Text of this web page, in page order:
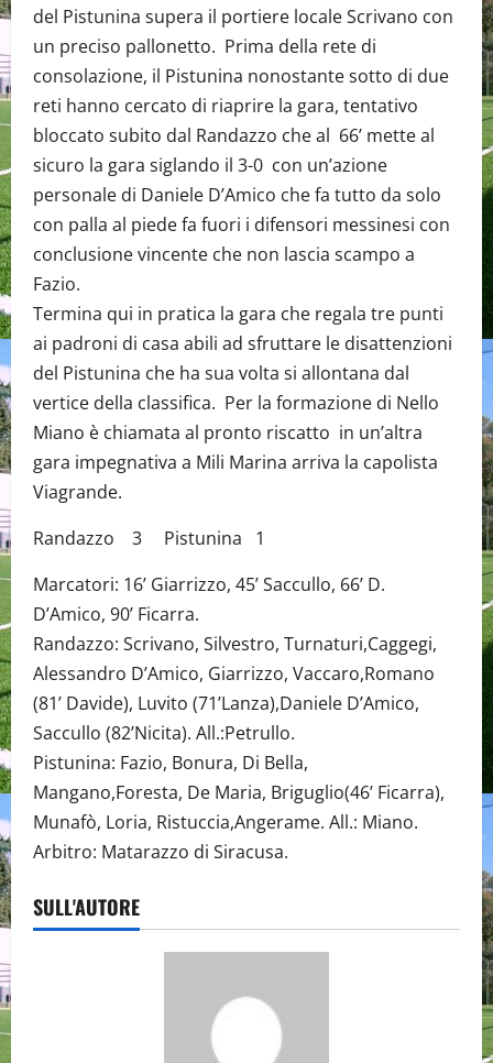
del Pistunina supera il portiere locale Scrivano con
un preciso pallonetto. Prima della rete di
consolazione, il Pistunina nonostante sotto di due
reti hanno cercato di riaprire la gara, tentativo
bloccato subito dal Randazzo che al 66’ mette al
sicuro la gara siglando il 3-0 con un’azione
personale di Daniele D’Amico che fa tutto da solo
con palla al piede fa fuori i difensori messinesi con
conclusione vincente che non lascia scampo a
Fazio.
Termina qui in pratica la gara che regala tre punti
ai padroni di casa abili ad sfruttare le disattenzioni
del Pistunina che ha sua volta si allontana dal
vertice della classifica. Per la formazione di Nello
Miano è chiamata al pronto riscatto in un’altra
gara impegnativa a Mili Marina arriva la capolista
Viagrande.
Randazzo 3 Pistunina 1
Marcatori: 16’ Giarrizzo, 45’ Saccullo, 66’ D.
D’Amico, 90’ Ficarra.
Randazzo: Scrivano, Silvestro, Turnaturi,Caggegi,
Alessandro D’Amico, Giarrizzo, Vaccaro,Romano
(81’ Davide), Luvito (71’Lanza),Daniele D’Amico,
Saccullo (82’Nicita). All.:Petrullo.
Pistunina: Fazio, Bonura, Di Bella,
Mangano,Foresta, De Maria, Briguglio(46’ Ficarra),
Munafò, Loria, Ristuccia,Angerame. All.: Miano.
Arbitro: Matarazzo di Siracusa.
SULL'AUTORE